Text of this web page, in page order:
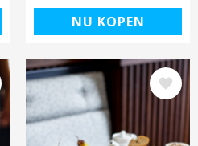
NU KOPEN
Afbeelding